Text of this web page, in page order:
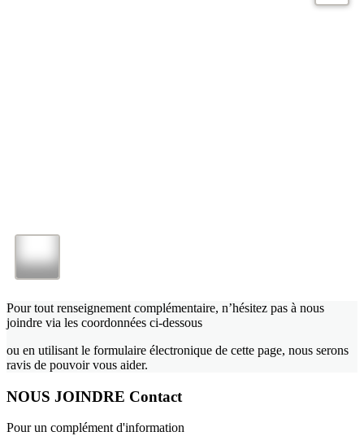
Pour tout renseignement complémentaire, n’hésitez pas à nous
joindre via les coordonnées ci-dessous
ou en utilisant le formulaire électronique de cette page, nous serons
ravis de pouvoir vous aider.
NOUS JOINDRE Contact
Pour un complément d'information